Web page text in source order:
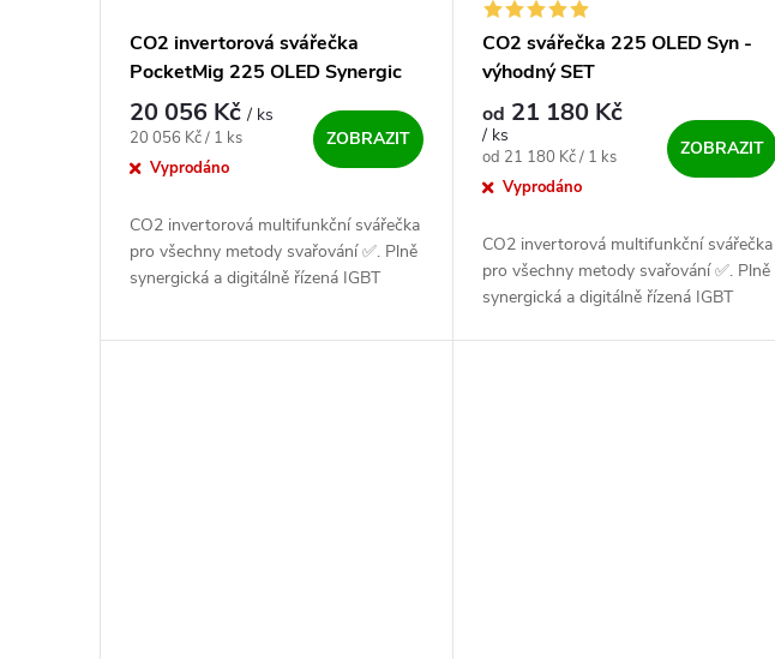
CO2 invertorová svářečka
PocketMig 225 OLED Synergic
včetně hořáku
20 056 Kč/ ks
Měrná cena:
20 056 Kč / 1 ks
Vyprodáno
ZOBRAZIT
CO2 invertorová multifunkční svářečka
pro všechny metody svařování ✅. Plně
synergická a digitálně řízená IGBT
CO2 svářečka 225 OLED Syn -
výhodný SET
od 21 180 Kč
/ ks
Měrná cena:
od 21 180 Kč / 1 ks
Vyprodáno
ZOBRAZIT
CO2 invertorová multifunkční svářečka
pro všechny metody svařování ✅. Plně
synergická a digitálně řízená IGBT